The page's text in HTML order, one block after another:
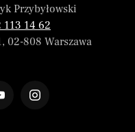
Przybyłowski
113 14 62
02-808 Warszawa